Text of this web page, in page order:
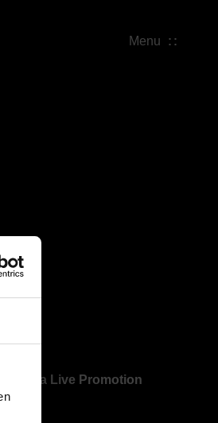
Menu
Bavaria Live Promotion